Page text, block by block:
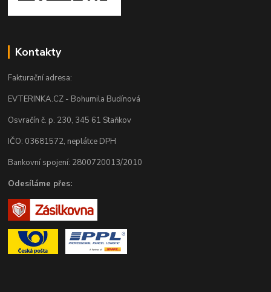
Kontakty
Fakturační adresa:
EVTERINKA.CZ - Bohumila Budínová
Osvračín č. p. 230, 345 61 Staňkov
IČO: 03681572, neplátce DPH
Bankovní spojení: 2800720013/2010
Odesíláme přes: